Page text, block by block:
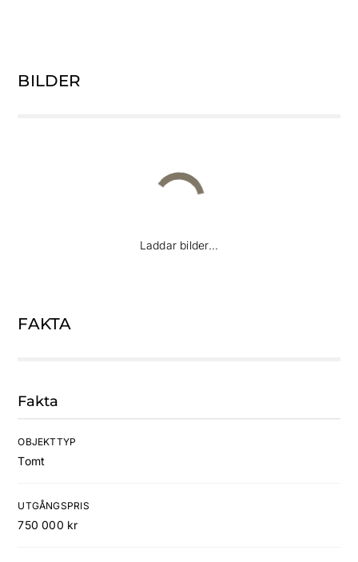
BILDER
Laddar bilder...
FAKTA
Fakta
OBJEKTTYP
Tomt
UTGÅNGSPRIS
750 000 kr